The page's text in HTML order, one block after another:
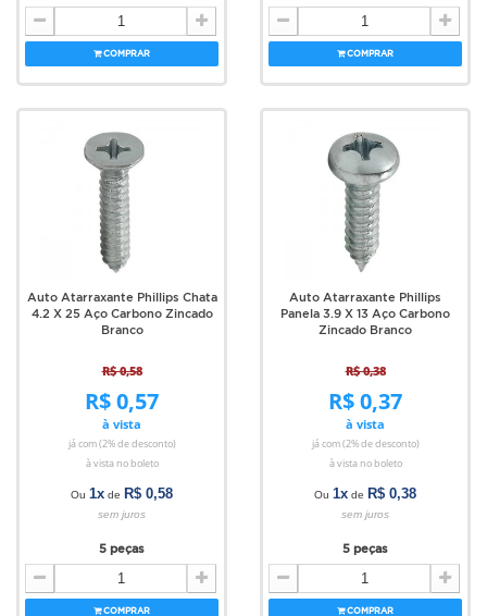
COMPRAR COMPRAR
Auto Atarraxante Phillips Chata
4.2 X 25 Aço Carbono Zincado
Branco
R$ 0,58
R$ 0,57
à vista
já com (2% de desconto)
à vista no boleto
Ou 1x de R$ 0,58
sem juros
5 peças
COMPRAR
Auto Atarraxante Phillips
Panela 3.9 X 13 Aço Carbono
Zincado Branco
R$ 0,38
R$ 0,37
à vista
já com (2% de desconto)
à vista no boleto
Ou 1x de R$ 0,38
sem juros
5 peças
COMPRAR